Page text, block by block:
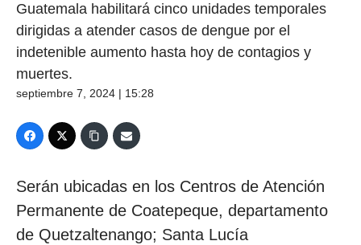
Guatemala habilitará cinco unidades temporales
dirigidas a atender casos de dengue por el
indetenible aumento hasta hoy de contagios y
muertes.
septiembre 7, 2024 | 15:28
Serán ubicadas en los Centros de Atención
Permanente de Coatepeque, departamento
de Quetzaltenango; Santa Lucía